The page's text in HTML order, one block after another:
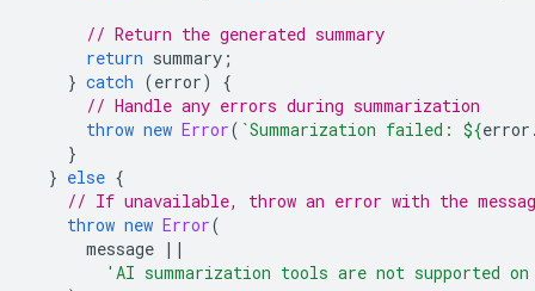
// Return the generated summary
return summary ;
} catch (error)
{
// Handle any errors during summarization
throw new Error( `Summarization failed: ${error
}
} else {
// If unavailable, throw an error with the
throw new Error(
message ||
'AI summarization tools are not supported